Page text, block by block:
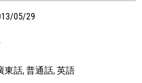
05/29
東話, 普通話, 英語